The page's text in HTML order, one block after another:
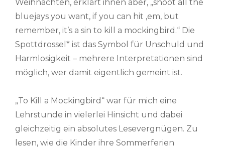
Weihnachten, erklärt ihnen aber, „shoot all the
bluejays you want, if you can hit ‚em, but
remember, it’s a sin to kill a mockingbird.“ Die
Spottdrossel* ist das Symbol für Unschuld und
Harmlosigkeit – mehrere Interpretationen sind
möglich, wer damit eigentlich gemeint ist.
„To Kill a Mockingbird“ war für mich eine
Lehrstunde in vielerlei Hinsicht und dabei
gleichzeitig ein absolutes Lesevergnügen. Zu
lesen, wie die Kinder ihre Sommerferien